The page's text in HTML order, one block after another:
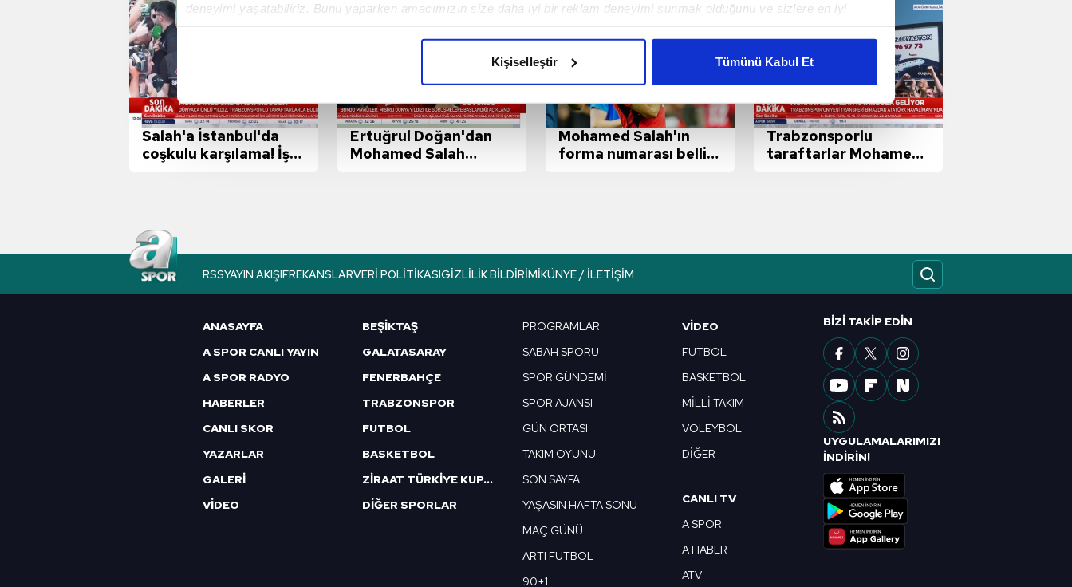
deneyimi yaşatabiliriz. Bunu yaparken amacımızın size daha iyi bir reklam deneyimi sunmak olduğunu ve sizlere en iyi
Her halükârda, kullanıcılar, bu çerezlere izin vermedikleri takdirde, kullanıcılara hedefli reklamlar gösterilmeyecektir."
Sizlere daha iyi bir hizmet sunabilmek için İnternet Sitemizde kendimize ve üçüncü kişilere ait çerezler kullanılmaktadır. Bu
çerezler vasıtasıyla çeşitli kişisel verileriniz işlenmekte olup gerekli olan çerezler bilgi toplumu hizmetlerinin sunulması
amacıyla kullanılmaktadır. Diğer çerezler, sitemizin daha işlevsel kılınması ve kişiselleştirilmesi ve sizlere yönelik
6698 sayılı Kişisel Verilerin Korunması Kanunu uyarınca hazırlanmış Aydınlatma Metnimizi okumak ve sitemizde ilgili
mevzuata uygun olarak kullanılan çerezlerle ilgili bilgi almak için lütfentıklayınız.
Kişiselleştir Tümünü Kabul Et
Salah'a İstanbul'da
coşkulu karşılama! İşte
Ertuğrul Doğan'dan
Mohamed Salah
Mohamed Salah'ın
forma numarası belli
Trabzonsporlu
taraftarlar Mohamed
RSSYAYIN AKIŞIFREKANSLARVERI POLITIKASIGIZLILIK BILDIRIMIKÜNYE / İLETIŞIM
ANASAYFA
A SPOR CANLI YAYIN
A SPOR RADYO
HABERLER
CANLI SKOR
YAZARLAR
GALERİ
VİDEO
BEŞİKTAŞ
GALATASARAY
FENERBAHÇE
TRABZONSPOR
FUTBOL
BASKETBOL
ZİRAAT TÜRKİYE KUPASI
DİĞER SPORLAR
PROGRAMLAR
SABAH SPORU
SPOR GÜNDEMİ
SPOR AJANSI
GÜN ORTASI
TAKIM OYUNU
SON SAYFA
YAŞASIN HAFTA SONU
MAÇ GÜNÜ
ARTI FUTBOL
90+1
VIDEO
FUTBOL
BASKETBOL
MİLLİ TAKIM
VOLEYBOL
DİĞER
CANLI TV
A SPOR
A HABER
ATV
BIZI TAKIP EDIN
UYGULAMALARIMIZI
İNDİRİN!